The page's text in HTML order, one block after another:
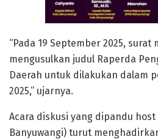
“Pada 19 September 2025,
mengusulkan judul Raperda
Daerah untuk dilakukan dalam
2025,” ujarnya.
Acara diskusi yang dipandu host
Banyuwangi) turut